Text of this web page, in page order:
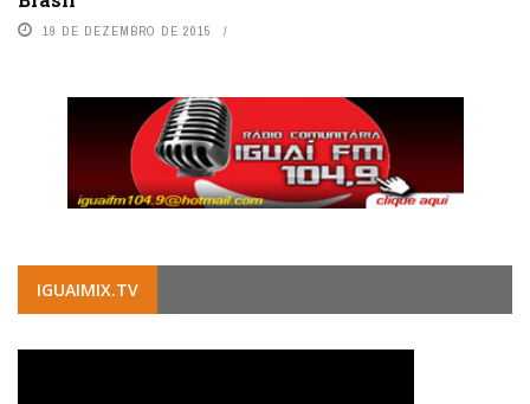
19 DE DEZEMBRO DE 2015
IGUAIMIX.TV